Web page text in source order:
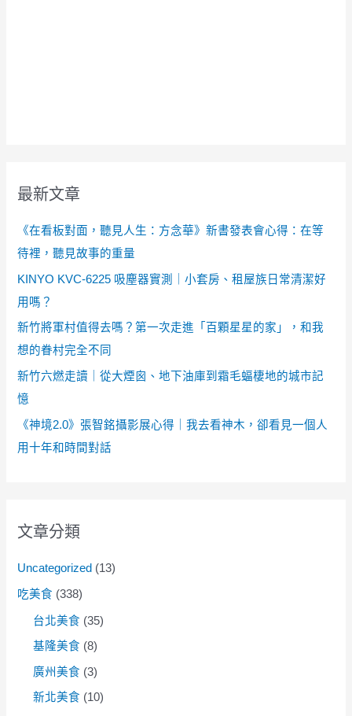
最新文章
《在看板對面，聽見人生：方念華》新書發表會心得：在等
待裡，聽見故事的重量
KINYO KVC-6225 吸塵器實測｜小套房、租屋族日常清潔好
用嗎？
新竹將軍村值得去嗎？第一次走進「百顆星星的家」，和我
想的眷村完全不同
新竹六燃走讀｜從大煙囪、地下油庫到霜毛蝠棲地的城市記
憶
《神境2.0》張智銘攝影展心得｜我去看神木，卻看見一個人
用十年和時間對話
文章分類
Uncategorized (13)
吃美食 (338)
台北美食 (35)
基隆美食 (8)
廣州美食 (3)
新北美食 (10)